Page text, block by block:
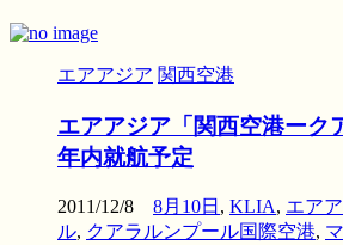
エアアジア 関西空港
エアアジア「関西空港ーク
年内就航予定
2011/12/8 8月10日 , KLIA, エア
ル, クアラルンプール国際空港,